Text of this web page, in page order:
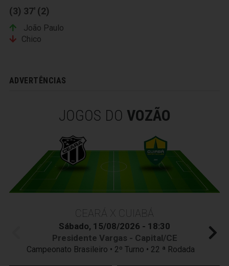
(3) 37' (2)
João Paulo
Chico
ADVERTÊNCIAS
JOGOS DO VOZÃO
CEARÁ X CUIABÁ
Sábado, 15/08/2026 - 18:30
Presidente Vargas - Capital/CE
Campeonato Brasileiro • 2º Turno • 22 ª Rodada